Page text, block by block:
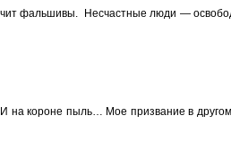
фальшивы. Несчастные люди —
короне пыль… Мое призвание в